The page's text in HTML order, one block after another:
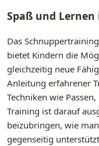
Spaß und Lernen
Das
bietet Kindern die
gleichzeitig neue
Anleitung erfahrener
Techniken wie
Training ist darauf
beizubringen, wie
gegenseitig